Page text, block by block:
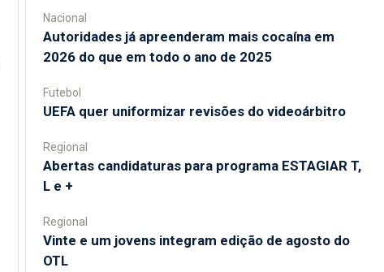
Nacional
Autoridades já apreenderam mais cocaína em
2026 do que em todo o ano de 2025
Futebol
UEFA quer uniformizar revisões do videoárbitro
Regional
Abertas candidaturas para programa ESTAGIAR T,
L e +
Regional
Vinte e um jovens integram edição de agosto do
OTL